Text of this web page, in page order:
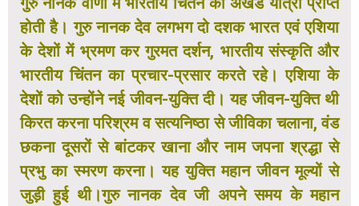
होती है। गुरु नानक देव लगभग दो दशक भारत एवं एशिया
के देशों में भ्रमण कर गुरमत दर्शन, भारतीय संस्कृति और
भारतीय चिंतन का प्रचार-प्रसार करते रहे। एशिया के
देशों को उन्होंने नई जीवन-युक्ति दी। यह जीवन-युक्ति थी
किरत करना परिश्रम व सत्यनिष्ठा से जीविका चलाना, वंड
छकना दूसरों से बांटकर खाना और नाम जपना श्रद्धा से
प्रभु का स्मरण करना। यह युक्ति महान जीवन मूल्यों से
जुड़ी हुई थी।गुरु नानक देव जी अपने समय के महान